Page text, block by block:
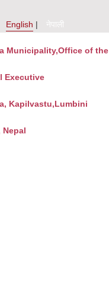
English
नेपाली
Municipality,Office of the
Executive
Kapilvastu,Lumbini
Nepal